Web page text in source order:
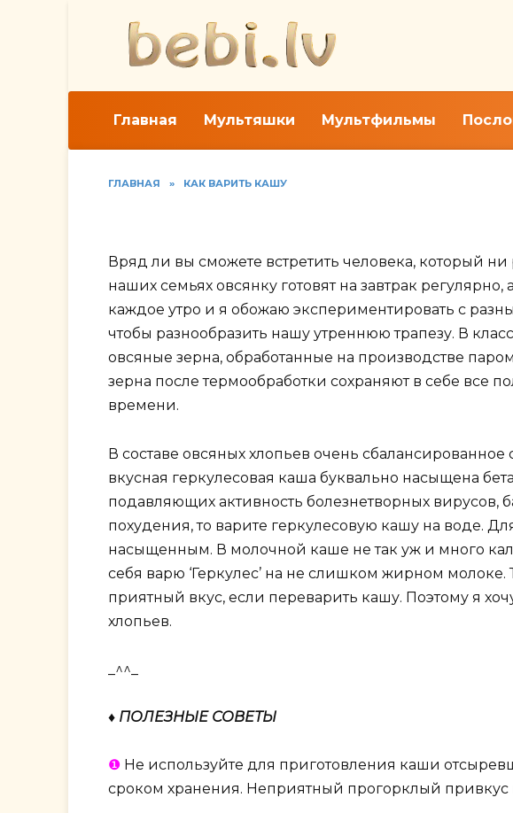
Главная Мультяшки Мультфильмы
ГЛАВНАЯ » КАК ВАРИТЬ КАШУ
Вряд ли вы сможете встретить человека, который
наших семьях овсянку готовят на завтрак
каждое утро и я обожаю экспериментировать с
чтобы разнообразить нашу утреннюю трапезу. В
овсяные зерна, обработанные на производстве
зерна после термообработки сохраняют в себе все
времени.
В составе овсяных хлопьев очень
вкусная геркулесовая каша буквально насыщена
подавляющих активность болезнетворных
похудения, то варите геркулесовую кашу на воде.
насыщенным. В молочной каше не так уж и много
себя варю ‘Геркулес’ на не слишком жирном молоке.
приятный вкус, если переварить кашу. Поэтому я
хлопьев.
_^^_
♦ ПОЛЕЗНЫЕ СОВЕТЫ
❶ Не используйте для приготовления каши
сроком хранения. Неприятный прогорклый